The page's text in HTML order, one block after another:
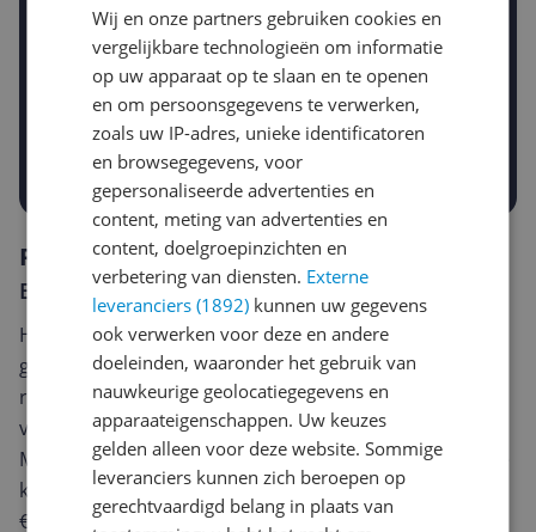
Gewenste daling of bedrag
-5% -10% -15%
Gewenste prijs
€
Prijsalert aanzetten
Reviews
Er zijn nog geen reviews geschreven
Heb jij dit product in bezit en wil je graag je mening
geven? Start dan hieronder met het schrijven van je
review. Afhankelijk van de details duurt het schrijven
van een review gemiddeld tussen de 3 en 10 minuten.
Met jouw mening help je andere bezoekers een betere
keuze te maken én maak je iedere maand kans op
€250,-!
Klik hier voor de actievoorwaarden.
Wij en onze partners gebruiken cookies en
vergelijkbare technologieën om informatie
op uw apparaat op te slaan en te openen
en om persoonsgegevens te verwerken,
zoals uw IP-adres, unieke identificatoren
en browsegegevens, voor
gepersonaliseerde advertenties en
content, meting van advertenties en
content, doelgroepinzichten en
verbetering van diensten. Externe
leveranciers (1892) kunnen uw gegevens
ook verwerken voor deze en andere
doeleinden, waaronder het gebruik van
nauwkeurige geolocatiegegevens en
apparaateigenschappen. Uw keuzes
gelden alleen voor deze website. Sommige
leveranciers kunnen zich beroepen op
gerechtvaardigd belang in plaats van